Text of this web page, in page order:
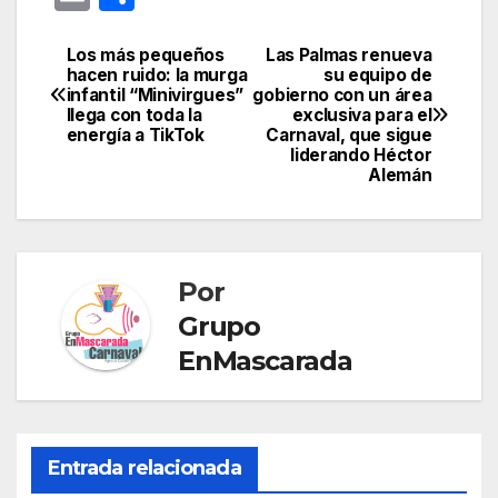
er
e
st
e
b
o
e
dI
gr
a
m
s
A
p
p
s
e
n
g
gl
e
Tr
a
ail m
p
ar
Navegación
de
entradas
Las Palmas renueva
su equipo de
gobierno con un área
exclusiva para el
Carnaval, que sigue
liderando Héctor
Alemán
Los más pequeños
hacen ruido: la murga
infantil “Minivirgues”
llega con toda la
energía a TikTok
Por
Grupo
EnMascarada
Entrada relacionada